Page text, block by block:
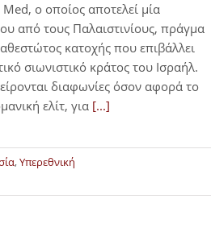
ο οποίος αποτελεί μία
από τους Παλαιστινίους, πράγμα
κατοχής που επιβάλλει
σιωνιστικό κράτος του Ισραήλ.
διαφωνίες όσον αφορά το
ελίτ, για [...]
,Υπερεθνική